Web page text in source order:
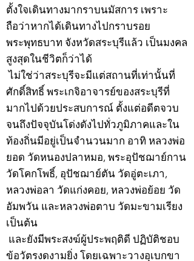
ตั้งใจเดินทางมากราบนมัสการ เพราะ
ถือว่าหากได้เดินทางไปกราบรอย
พระพุทธบาท จังหวัดสระบุรีแล้ว เป็นมงคล
สูงสุดในชีวิตก็ว่าได้
ไม่ใช่ว่าสระบุรีจะมีแต่สถานที่เท่านั้นที่
ศักดิ์สิทธิ์ พระเกจิอาจารย์ของสระบุรีที่
มากไปด้วยประสบการณ์ ตั้งแต่อดีตจวบ
จนถึงปัจจุบันโด่งดังไปทั่วภูมิภาคและใน
ท้องถิ่นมีอยู่เป็นจำนวนมาก อาทิ หลวงพ่อ
ยอด วัดหนองปลาหมอ, พระอุปัชฌาย์กาน
วัดโคกโพธิ์, อุปัชฌาย์ตัน วัดอู่ตะเภา,
หลวงพ่อลา วัดแก่งคอย, หลวงพ่อย้อย วัด
อัมพวัน และหลวงพ่อตาบ วัดมะขามเรียง
เป็นต้น
และยังมีพระสงฆ์ผู้ประพฤติดี ปฏิบัติชอบ
ข้อวัตรงดงามยิ่ง โดยเฉพาะวางอุเบกขา